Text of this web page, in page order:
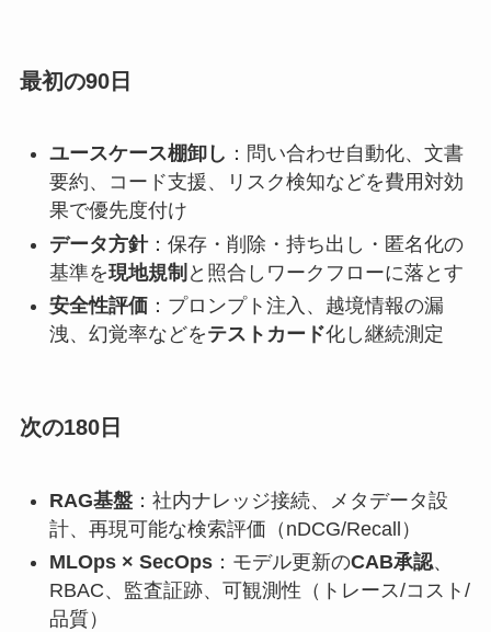
最初の90日
ユースケース棚卸し ：問い合わせ自動化、文書
要約、コード支援、リスク検知などを費用対効
果で優先度付け
データ方針：保存・削除・持ち出し・匿名化の
基準を現地規制 と照合しワークフローに落とす
安全性評価：プロンプト注入、越境情報の漏
洩、幻覚率などをテストカード化し継続測定
次の180日
RAG基盤：社内ナレッジ接続、メタデータ設
計、再現可能な検索評価（nDCG/Recall）
MLOps × SecOps：モデル更新のCAB承認、
RBAC、監査証跡、可観測性（トレース/コスト/
品質）